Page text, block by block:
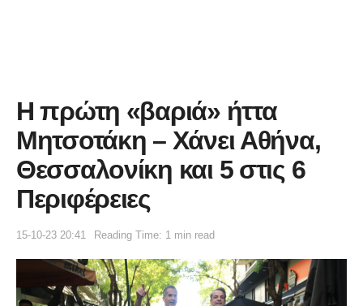
Η πρώτη «βαριά» ήττα
Μητσοτάκη – Χάνει Αθήνα,
Θεσσαλονίκη και 5 στις 6
Περιφέρειες
15-10-23 20:41 Reading Time: 1 min read